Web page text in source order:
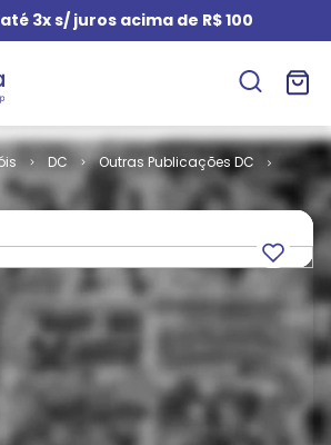
3x s/ juros acima de R$ 100
DC
Outras Publicações DC